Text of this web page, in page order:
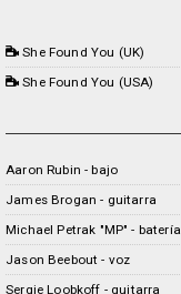
She Found You (UK)
She Found You (USA)
Aaron Rubin - bajo
James Brogan - guitarra
Michael Petrak "MP" - batería
Jason Beebout - voz
Sergie Loobkoff - guitarra